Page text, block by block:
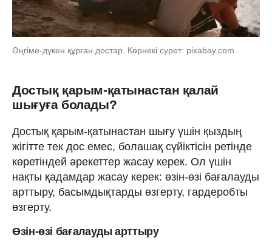
Әңгіме-дүкен құрған достар. Көрнекі сурет: pixabay.com
Достық қарым-қатынастан қалай
шығуға болады?
Достық қарым-қатынастан шығу үшін қыздың
жігітте тек дос емес, болашақ сүйіктісін ретінде
көретіндей әрекеттер жасау керек. Ол үшін
нақты қадамдар жасау керек: өзін-өзі бағалауды
арттыру, басымдықтарды өзгерту, гардеробты
өзгерту.
Өзін-өзі бағалауды арттыру